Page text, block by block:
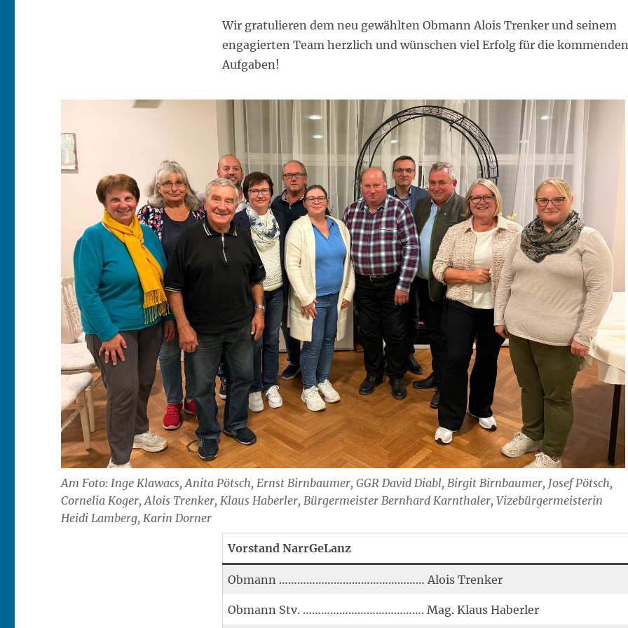
Wir gratulieren dem neu gewählten Obmann Alois Trenker und seinem
engagierten Team herzlich und wünschen viel Erfolg für die kommenden
Aufgaben!
Am Foto: Inge Klawacs, Anita Pötsch, Ernst Birnbaumer, GGR David Diabl, Birgit Birnbaumer, Josef Pötsch,
Cornelia Koger, Alois Trenker, Klaus Haberler, Bürgermeister Bernhard Karnthaler, Vizebürgermeisterin
Heidi Lamberg, Karin Dorner
Vorstand NarrGeLanz
Obmann ………………………………………… Alois Trenker
Obmann Stv. …………………………………. Mag. Klaus Haberler